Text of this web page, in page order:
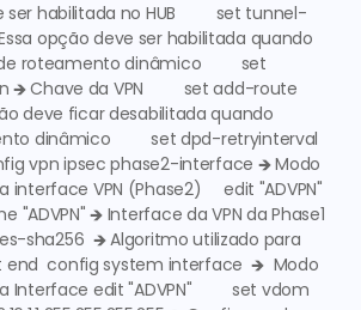
habilitada no HUB set tunnel-
opção deve ser habilitada quando
roteamento dinâmico set
🡺 Chave da VPN set add-route
deve ficar desabilitada quando
dinâmico set dpd-retryinterval
vpn ipsec phase2-interface 🡺 Modo
interface VPN (Phase2) edit "ADVPN"
"ADVPN" 🡺 Interface da VPN da Phase1
sha256  🡺 Algoritmo utilizado para
config system interface  🡺 Modo
Interface edit "ADVPN"         set vdom